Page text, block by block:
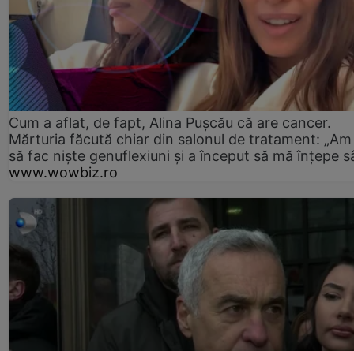
Cum a aflat, de fapt, Alina Pușcău că are cancer.
Mărturia făcută chiar din salonul de tratament:
să fac niște genuflexiuni și a început să mă înțepe
www.wowbiz.ro